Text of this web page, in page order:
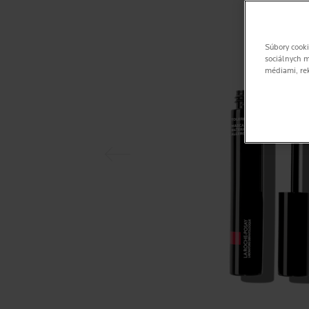
Súbory
sociálnych
médiami,